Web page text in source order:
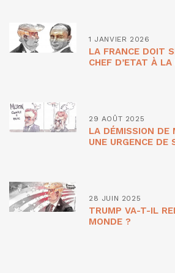
1 JANVIER 2026
LA FRANCE DOIT
CHEF D’ETAT À LA
29 AOÛT 2025
LA DÉMISSION DE
UNE URGENCE DE
28 JUIN 2025
TRUMP VA-T-IL
MONDE ?